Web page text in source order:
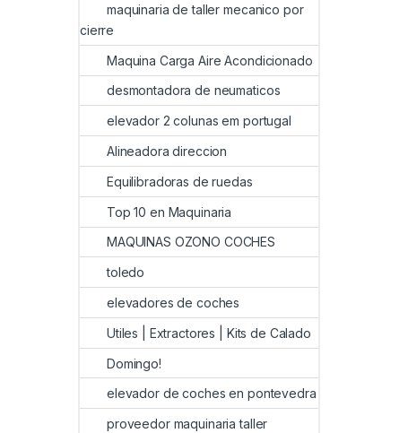
maquinaria de taller mecanico por
cierre
Maquina Carga Aire Acondicionado
desmontadora de neumaticos
elevador 2 colunas em portugal
Alineadora direccion
Equilibradoras de ruedas
Top 10 en Maquinaria
MAQUINAS OZONO COCHES
toledo
elevadores de coches
Utiles | Extractores | Kits de Calado
Domingo!
elevador de coches en pontevedra
proveedor maquinaria taller